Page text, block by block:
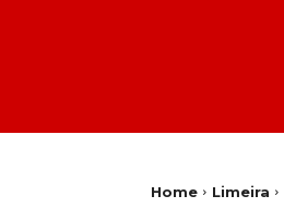
Home Limeira